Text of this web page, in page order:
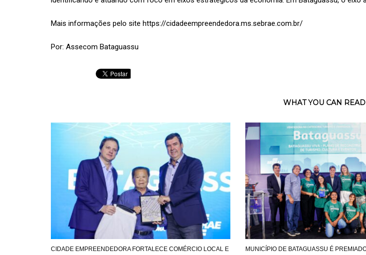
Mais informações pelo site https://cidadeempreendedora.ms.sebrae.com.br/
Por: Assecom Bataguassu
WHAT YOU CAN
CIDADE EMPREENDEDORA FORTALECE COMÉRCIO LOCAL E MUNICÍPIO DE BATAGUASSU É